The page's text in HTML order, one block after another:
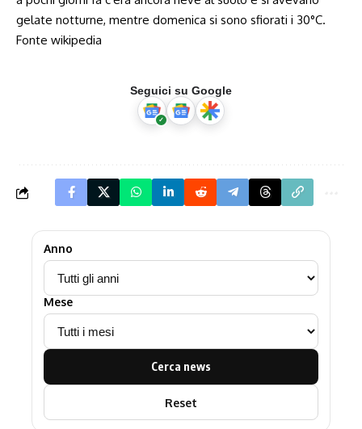
Seguici su Google
Anno
Mese
Cerca news
Reset